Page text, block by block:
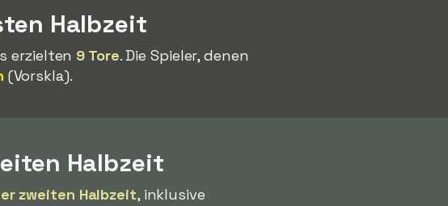
Halbzeit
erzielten 9 Tore. Die Spieler, denen
(Vorskla).
Halbzeit
zweiten Halbzeit, inklusive